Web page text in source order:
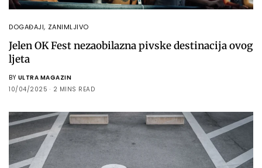
DOGAĐAJI, ZANIMLJIVO
Jelen OK Fest nezaobilazna pivske destinacija ovog
ljeta
BY ULTRA MAGAZIN
10/04/2025
2 MINS READ